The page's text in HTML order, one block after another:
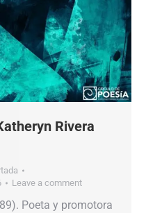
Rivera
Leave a comment
Poeta y promotora